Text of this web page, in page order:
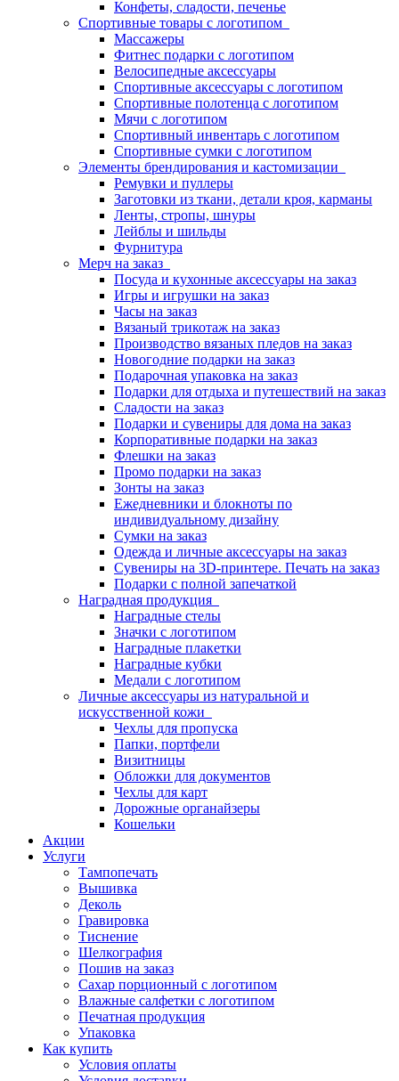
Конфеты, сладости, печенье
Спортивные товары с логотипом
Массажеры
Фитнес подарки с логотипом
Велосипедные аксессуары
Спортивные аксессуары с логотипом
Спортивные полотенца с логотипом
Мячи с логотипом
Спортивный инвентарь с логотипом
Спортивные сумки с логотипом
Элементы брендирования и кастомизации
Ремувки и пуллеры
Заготовки из ткани, детали кроя, карманы
Ленты, стропы, шнуры
Лейблы и шильды
Фурнитура
Мерч на заказ
Посуда и кухонные аксессуары на заказ
Игры и игрушки на заказ
Часы на заказ
Вязаный трикотаж на заказ
Производство вязаных пледов на заказ
Новогодние подарки на заказ
Подарочная упаковка на заказ
Подарки для отдыха и путешествий на заказ
Сладости на заказ
Подарки и сувениры для дома на заказ
Корпоративные подарки на заказ
Флешки на заказ
Промо подарки на заказ
Зонты на заказ
Ежедневники и блокноты по
индивидуальному дизайну
Сумки на заказ
Одежда и личные аксессуары на заказ
Сувениры на 3D-принтере. Печать на заказ
Подарки с полной запечаткой
Наградная продукция
Наградные стелы
Значки с логотипом
Наградные плакетки
Наградные кубки
Медали с логотипом
Личные аксессуары из натуральной и
искусственной кожи
Чехлы для пропуска
Папки, портфели
Визитницы
Обложки для документов
Чехлы для карт
Дорожные органайзеры
Кошельки
Акции
Услуги
Тампопечать
Вышивка
Деколь
Гравировка
Тиснение
Шелкография
Пошив на заказ
Сахар порционный с логотипом
Влажные салфетки с логотипом
Печатная продукция
Упаковка
Как купить
Условия оплаты